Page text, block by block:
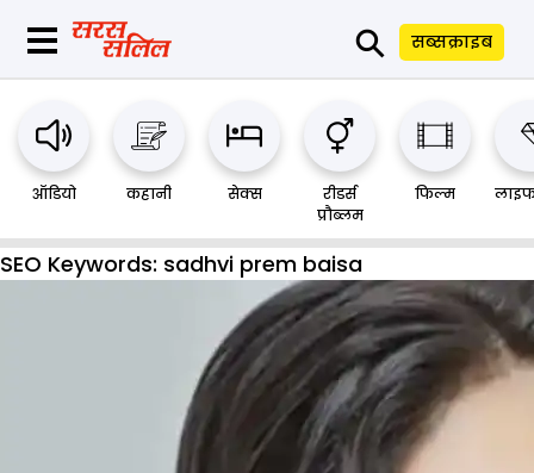
⚲ सब्सक्राइब
ऑडियो कहानी सेक्स
रीडर्स
प्रौब्लम
फिल्म
SEO Keywords: sadhvi prem baisa